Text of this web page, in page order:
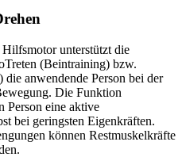
unterstützt die
(Beintraining) bzw.
anwendende Person bei der
Die Funktion
Person eine aktive
bei geringsten Eigenkräften.
können Restmuskelkräfte